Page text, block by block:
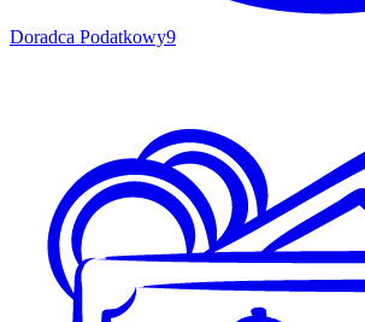
Doradca Podatkowy9